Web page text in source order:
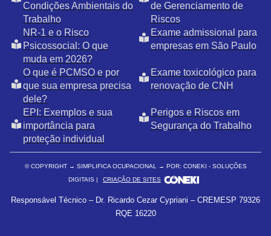
Condições Ambientais do
Trabalho
de Gerenciamento de
Riscos
NR-1 e o Risco
Psicossocial: O que
muda em 2026?
Exame admissional para
empresas em São Paulo
O que é PCMSO e por
que sua empresa precisa
dele?
Exame toxicológico para
renovação de CNH
EPI: Exemplos e sua
importância para
proteção individual
Perigos e Riscos em
Segurança do Trabalho
© COPYRIGHT → SIMPLIFICA OCUPACIONAL → POR: CONEKI - SOLUÇÕES
DIGITAIS |
CRIAÇÃO DE SITES
Responsável Técnico – Dr. Ricardo Cezar Cypriani – CREMESP 79326
RQE 16220